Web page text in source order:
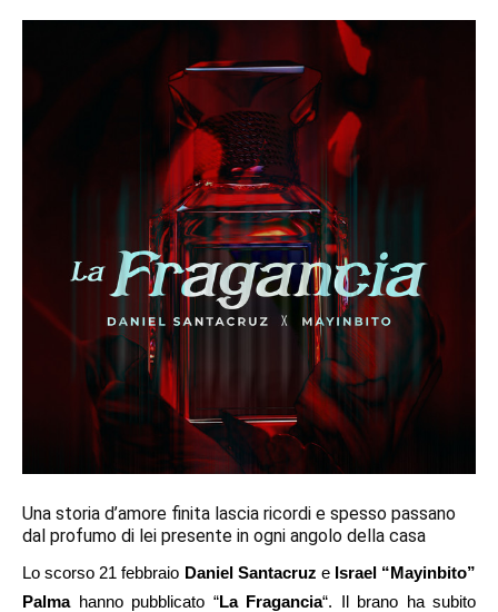
Una storia d’amore finita lascia ricordi e spesso passano
dal profumo di lei presente in ogni angolo della casa
Lo scorso 21 febbraio Daniel Santacruz e Israel “Mayinbito”
Palmahanno pubblicato “La Fragancia“. Il brano ha subito